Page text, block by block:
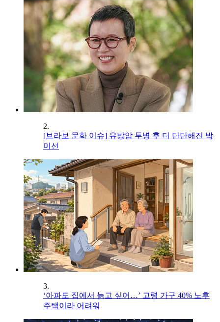
2.
[브라보 문화 이슈] 유방암 투병 후 더 단단해진 박
미선
3.
‘아파도 집에서 늙고 싶어…’ 고령 가구 40% 노후
주택이라 어려워